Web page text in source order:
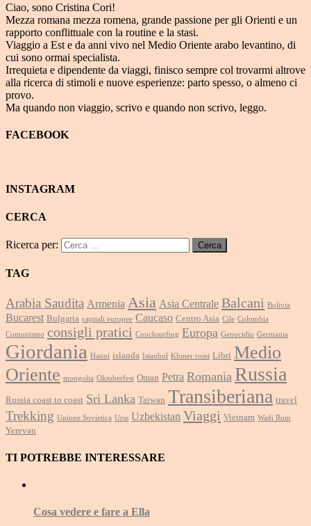
Ciao, sono Cristina Cori!
Mezza romana mezza romena, grande passione per gli Orienti e un
rapporto conflittuale con la routine e la stasi.
Viaggio a Est e da anni vivo nel Medio Oriente arabo levantino, di
cui sono ormai specialista.
Irrequieta e dipendente da viaggi, finisco sempre col trovarmi altrove
alla ricerca di stimoli e nuove esperienze: parto spesso, o almeno ci
provo.
Ma quando non viaggio, scrivo e quando non scrivo, leggo.
FACEBOOK
INSTAGRAM
CERCA
Ricerca per:
TAG
Arabia Saudita Armenia Asia Asia Centrale Balcani Bolivia
Bucarest Bulgaria capitali europee Caucaso Centro Asia Cile Colombia
Comunismo consigli pratici Couchsurfing Europa Genocidio Germania
Giordania Hanoi islanda Istanbul Khmer rossi Libri Medio
Oriente mongolia Oktoberfest Oman Petra Romania Russia
Russia coast to coast Sri Lanka Taiwan Transiberiana travel
Trekking Unione Sovietica Urss Uzbekistan Viaggi Vietnam Wadi Rum
Yerevan
TI POTREBBE INTERESSARE
Cosa vedere e fare a Ella